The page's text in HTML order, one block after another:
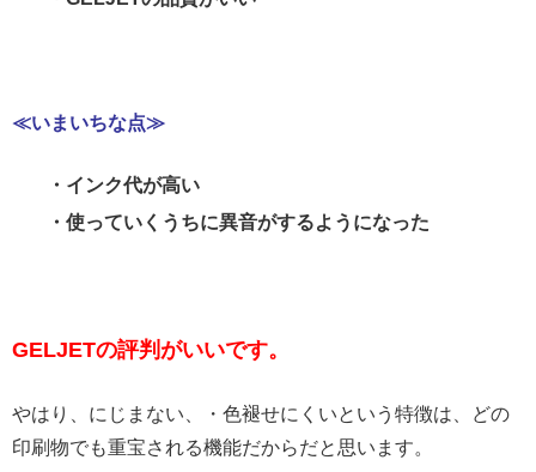
≪いまいちな点≫
・インク代が高い
・使っていくうちに異音がするようになった
GELJETの評判がいいです。
やはり、にじまない、・色褪せにくいという特徴は、どの
印刷物でも重宝される機能だからだと思います。